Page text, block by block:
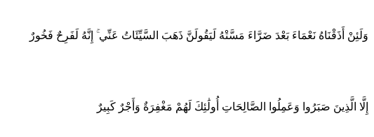
وَلَئِنْ أَذَقْنَاهُ نَعْمَاءَ بَعْدَ ضَرَّاءَ مَسَّتْهُ لَيَقُولَنَّ ذَهَبَ السَّيِّئَاتُ عَنِّي ۚ إِنَّهُ لَفَرِحٌ فَخُورٌ
إِلَّا الَّذِينَ صَبَرُوا وَعَمِلُوا الصَّالِحَاتِ أُولَٰئِكَ لَهُمْ مَغْفِرَةٌ وَأَجْرٌ كَبِيرٌ